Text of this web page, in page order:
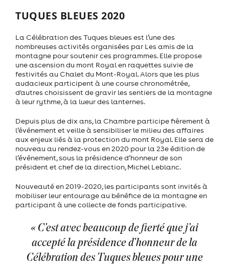
TUQUES BLEUES 2020
La Célébration des Tuques bleues est l’une des
nombreuses activités organisées par Les amis de la
montagne pour soutenir ces programmes. Elle propose
une ascension du mont Royal en raquettes suivie de
festivités au Chalet du Mont-Royal. Alors que les plus
audacieux participent à une course chronométrée,
d'autres choisissent de gravir les sentiers de la montagne
à leur rythme, à la lueur des lanternes.
Depuis plus de dix ans, la Chambre participe fièrement à
l’événement et veille à sensibiliser le milieu des affaires
aux enjeux liés à la protection du mont Royal. Elle sera de
nouveau au rendez-vous en 2020 pour la 23e édition de
l’événement, sous la présidence d’honneur de son
président et chef de la direction, Michel Leblanc.
Nouveauté en 2019-2020, les participants sont invités à
mobiliser leur entourage au bénéfice de la montagne en
participant à une collecte de fonds participative.
« C’est avec beaucoup de fierté que j’ai
accepté la présidence d’honneur de la
Célébration des Tuques bleues pour une